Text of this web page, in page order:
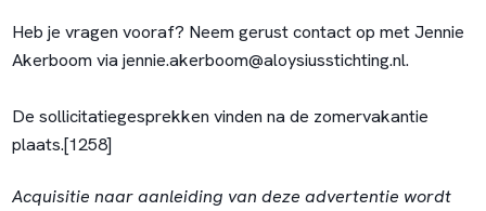
Heb je vragen vooraf? Neem gerust contact op met Jennie
Akerboom via jennie.akerboom@aloysiusstichting.nl.
De sollicitatiegesprekken vinden na de zomervakantie
plaats.[1258]
Acquisitie naar aanleiding van deze advertentie wordt